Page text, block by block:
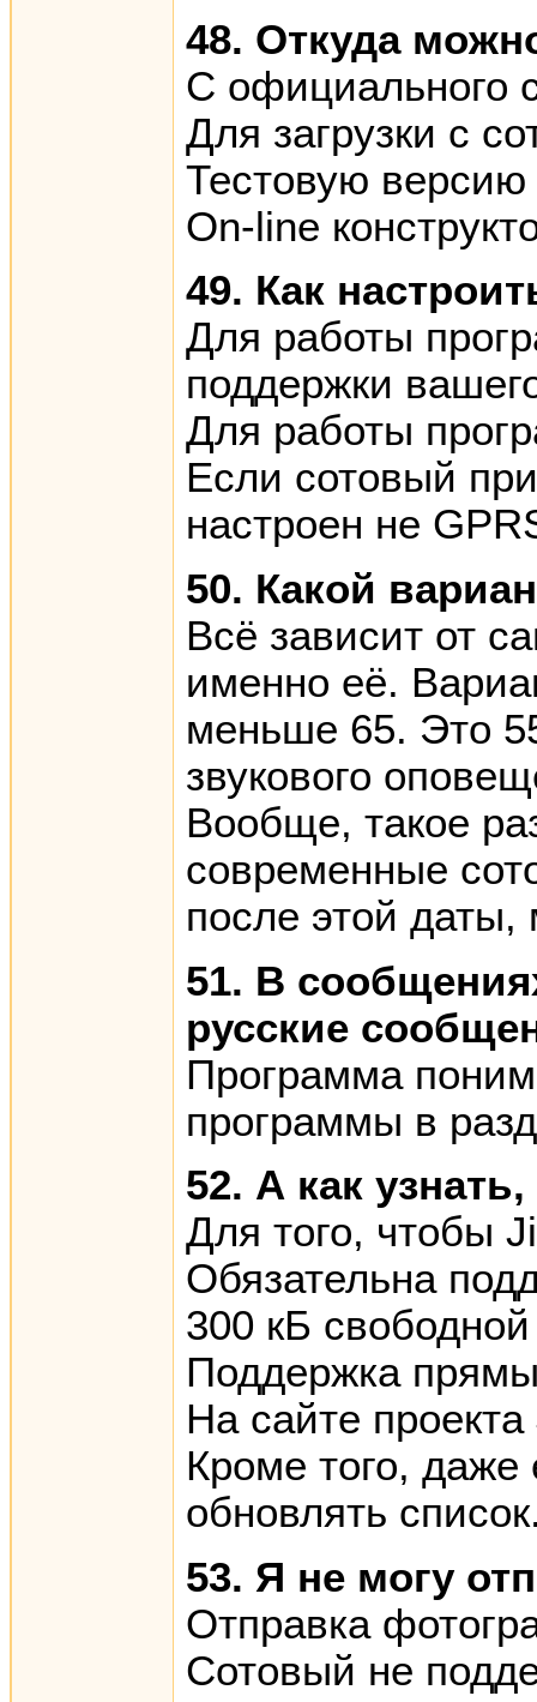
48. Откуда
С официального
Для загрузки с
Тестовую
On-line
49. Как
Для работы
поддержки
Для работы
Если сотовый
настроен не
50. Какой
Всё зависит от
именно её.
меньше 65. Это
звукового
Вообще, такое
современные
после этой
51. В
русские
Программа
программы в
52. А как
Для того, чтобы
Обязательна
300 кБ
Поддержка
На сайте
Кроме того,
обновлять
53. Я не могу
Отправка
Сотовый не